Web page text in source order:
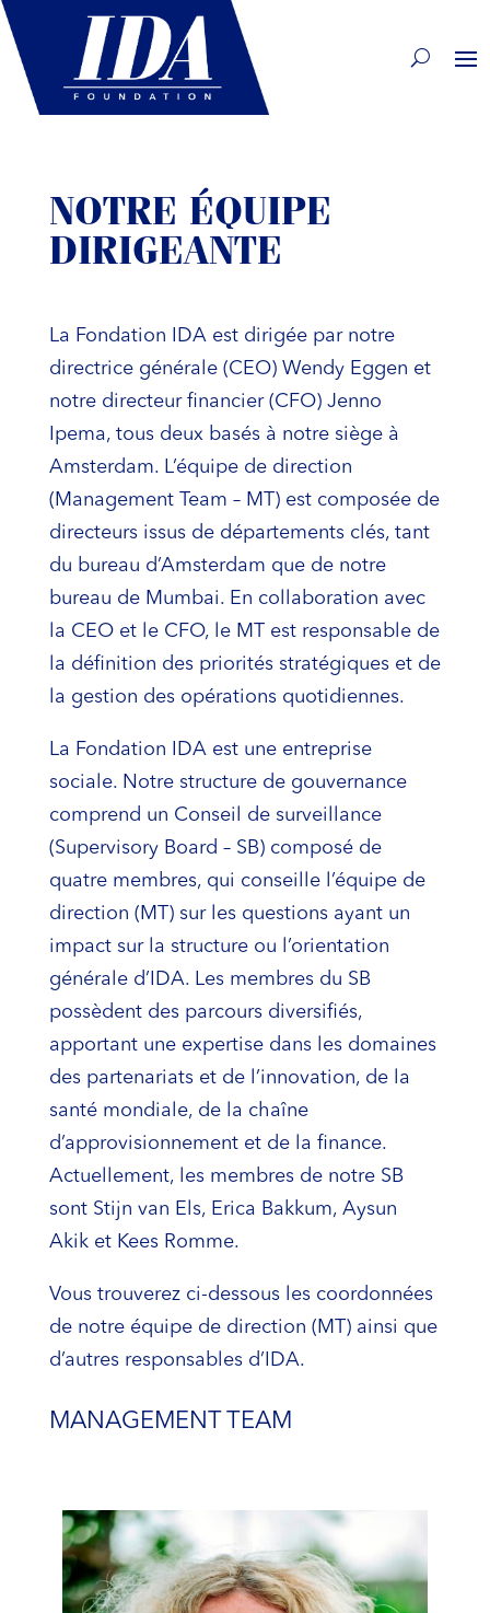
NOTRE ÉQUIPE
DIRIGEANTE
La Fondation IDA est dirigée par notre
directrice générale (CEO) Wendy Eggen et
notre directeur financier (CFO) Jenno
Ipema, tous deux basés à notre siège à
Amsterdam. L’équipe de direction
(Management Team – MT) est composée de
directeurs issus de départements clés, tant
du bureau d’Amsterdam que de notre
bureau de Mumbai. En collaboration avec
la CEO et le CFO, le MT est responsable de
la définition des priorités stratégiques et de
la gestion des opérations quotidiennes.
La Fondation IDA est une entreprise
sociale. Notre structure de gouvernance
comprend un Conseil de surveillance
(Supervisory Board – SB) composé de
quatre membres, qui conseille l’équipe de
direction (MT) sur les questions ayant un
impact sur la structure ou l’orientation
générale d’IDA. Les membres du SB
possèdent des parcours diversifiés,
apportant une expertise dans les domaines
des partenariats et de l’innovation, de la
santé mondiale, de la chaîne
d’approvisionnement et de la finance.
Actuellement, les membres de notre SB
sont Stijn van Els, Erica Bakkum, Aysun
Akik et Kees Romme.
Vous trouverez ci-dessous les coordonnées
de notre équipe de direction (MT) ainsi que
d’autres responsables d’IDA.
MANAGEMENT TEAM